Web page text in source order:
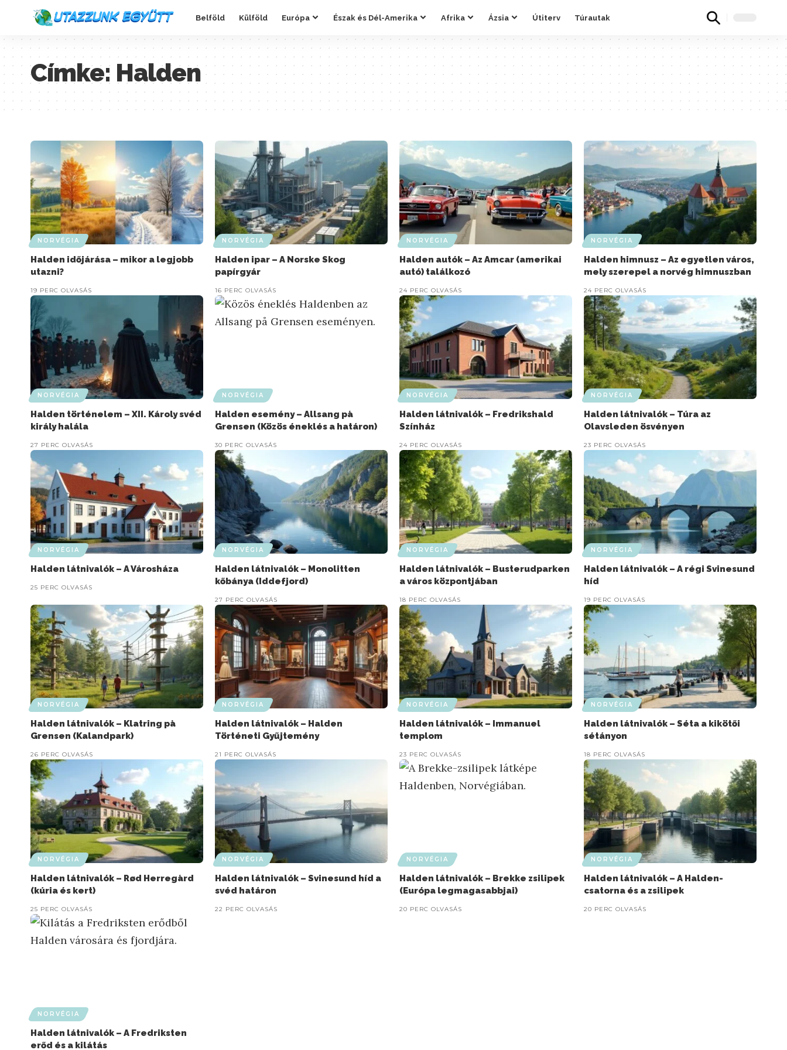
Belföld Külföld Európa Észak és Dél-Amerika Afrika Ázsia Útiterv Túrautak
Címke: Halden
NORVÉGIA
Halden időjárása – mikor a legjobb
utazni?
19 PERC OLVASÁS
NORVÉGIA
Halden ipar – A Norske Skog
papírgyár
16 PERC OLVASÁS
NORVÉGIA
Halden autók – Az Amcar (amerikai
autó) találkozó
24 PERC OLVASÁS
NORVÉGIA
Halden himnusz – Az egyetlen város,
mely szerepel a norvég himnuszban
24 PERC OLVASÁS
NORVÉGIA
Halden történelem – XII. Károly svéd
király halála
27 PERC OLVASÁS
NORVÉGIA
Halden esemény – Allsang på
Grensen (Közös éneklés a határon)
30 PERC OLVASÁS
NORVÉGIA
Halden látnivalók – Fredrikshald
Színház
24 PERC OLVASÁS
NORVÉGIA
Halden látnivalók – Túra az
Olavsleden ösvényen
23 PERC OLVASÁS
NORVÉGIA
Halden látnivalók – A Városháza
25 PERC OLVASÁS
NORVÉGIA
Halden látnivalók – Monolitten
kőbánya (Iddefjord)
27 PERC OLVASÁS
NORVÉGIA
Halden látnivalók – Busterudparken
a város központjában
18 PERC OLVASÁS
NORVÉGIA
Halden látnivalók – A régi Svinesund
híd
19 PERC OLVASÁS
NORVÉGIA
Halden látnivalók – Klatring på
Grensen (Kalandpark)
26 PERC OLVASÁS
NORVÉGIA
Halden látnivalók – Halden
Történeti Gyűjtemény
21 PERC OLVASÁS
NORVÉGIA
Halden látnivalók – Immanuel
templom
23 PERC OLVASÁS
NORVÉGIA
Halden látnivalók – Séta a kikötői
sétányon
18 PERC OLVASÁS
NORVÉGIA
Halden látnivalók – Rød Herregård
(kúria és kert)
25 PERC OLVASÁS
NORVÉGIA
Halden látnivalók – Svinesund híd a
svéd határon
22 PERC OLVASÁS
NORVÉGIA
Halden látnivalók – Brekke zsilipek
(Európa legmagasabbjai)
20 PERC OLVASÁS
NORVÉGIA
Halden látnivalók – A Halden-
csatorna és a zsilipek
20 PERC OLVASÁS
NORVÉGIA
Halden látnivalók – A Fredriksten
erőd és a kilátás